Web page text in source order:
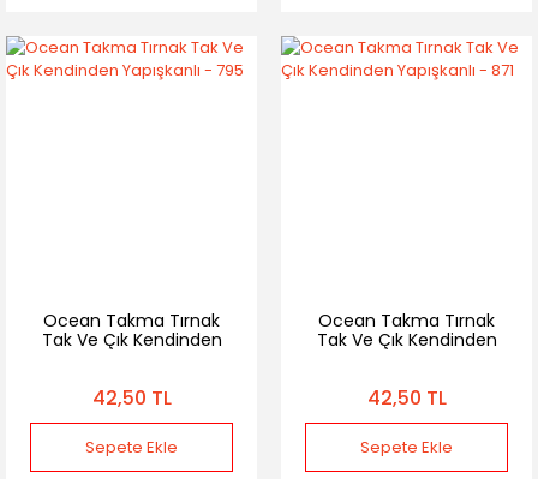
Ocean Takma Tırnak
Tak Ve Çık Kendinden
42,50 TL
Sepete Ekle
Ocean Takma Tırnak
Tak Ve Çık Kendinden
42,50 TL
Sepete Ekle